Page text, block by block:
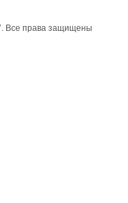
Все права защищены